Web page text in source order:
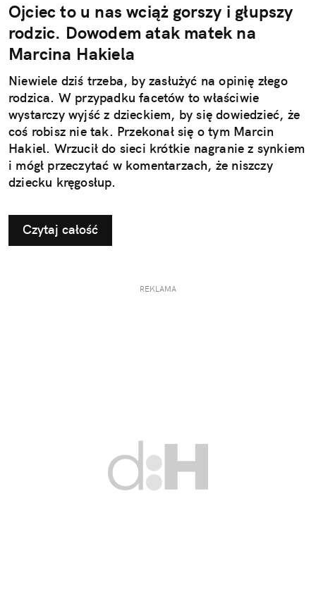
Ojciec to u nas wciąż gorszy i głupszy
rodzic. Dowodem atak matek na
Marcina Hakiela
Niewiele dziś trzeba, by zasłużyć na opinię złego
rodzica. W przypadku facetów to właściwie
wystarczy wyjść z dzieckiem, by się dowiedzieć, że
coś robisz nie tak. Przekonał się o tym Marcin
Hakiel. Wrzucił do sieci krótkie nagranie z synkiem
i mógł przeczytać w komentarzach, że niszczy
dziecku kręgosłup.
Czytaj całość
REKLAMA